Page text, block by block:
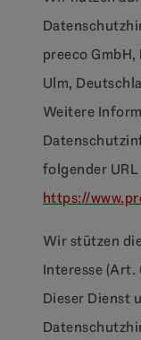
preeco
Ulm,
Weitere
folgender
https://
Wir stützen
Interesse (Art.
Dieser Dienst